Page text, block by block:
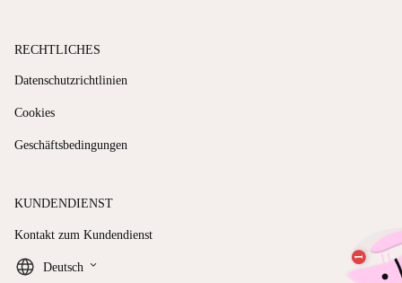
RECHTLICHES
Datenschutzrichtlinien
Cookies
Geschäftsbedingungen
KUNDENDIENST
Kontakt zum Kundendienst
Deutsch keyboard_arrow_down